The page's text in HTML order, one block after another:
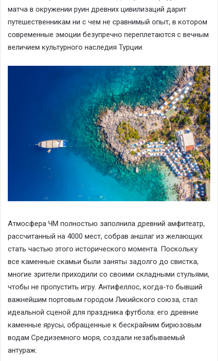
матча в окружении руин древних цивилизаций дарит
путешественникам ни с чем не сравнимый опыт, в котором
современные эмоции безупречно переплетаются с вечным
величием культурного наследия Турции.
Атмосфера ЧМ полностью заполнила древний амфитеатр,
рассчитанный на 4000 мест, собрав аншлаг из желающих
стать частью этого исторического момента. Поскольку
все каменные скамьи были заняты задолго до свистка,
многие зрители приходили со своими складными стульями,
чтобы не пропустить игру. Антифеллос, когда-то бывший
важнейшим портовым городом Ликийского союза, стал
идеальной сценой для праздника футбола: его древние
каменные ярусы, обращенные к бескрайним бирюзовым
водам Средиземного моря, создали незабываемый
антураж.